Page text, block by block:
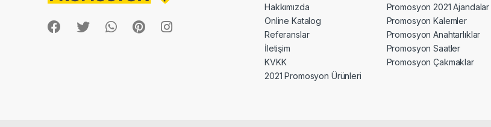
Hakkımızda
Online Katalog
Referanslar
İletişim
KVKK
2021 Promosyon Ürünleri
Promosyon 2021 Ajandalar
Promosyon Kalemler
Promosyon Anahtarlıklar
Promosyon Saatler
Promosyon Çakmaklar